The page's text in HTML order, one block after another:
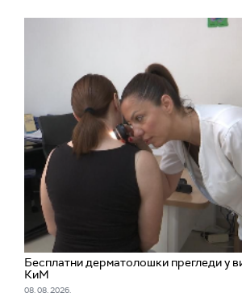
Бесплатни дерматолошки прегледи у
КиМ
08. 08. 2026.